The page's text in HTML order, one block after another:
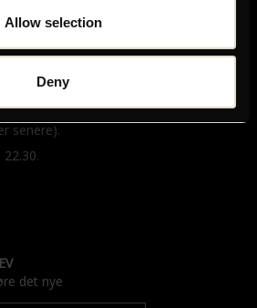
Allow selection
Deny
kl. 11.00.
kl. 21.30 (med mindre vi har
senere).
det nye